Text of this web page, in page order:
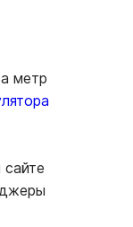
метр